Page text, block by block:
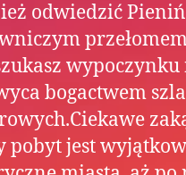
odwiedzić
wypoczynku
bogactwem
pobyt jest